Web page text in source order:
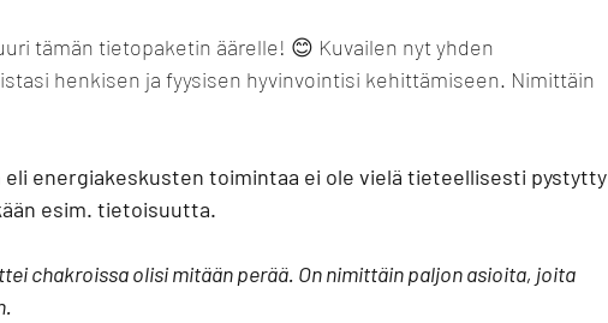
tämän tietopaketin äärelle! 😊 Kuvailen nyt yhden
henkisen ja fyysisen hyvinvointisi kehittämiseen. Nimittäin
energiakeskusten toimintaa ei ole vielä tieteellisesti pystytty
esim. tietoisuutta.
chakroissa olisi mitään perää. On nimittäin paljon asioita, joita